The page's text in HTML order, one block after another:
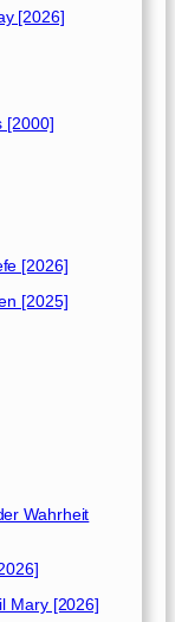
[2026]
[2000]
[2026]
[2025]
Wahrheit
Mary [2026]